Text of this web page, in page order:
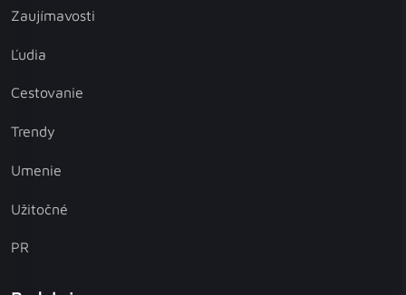
Zaujímavosti
Ľudia
Cestovanie
Trendy
Umenie
Užitočné
PR